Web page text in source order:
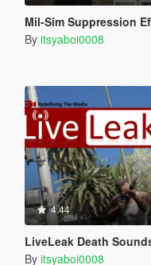
Mil-Sim Suppression
By itsyaboi0008
4.44
LiveLeak Death
By itsyaboi0008